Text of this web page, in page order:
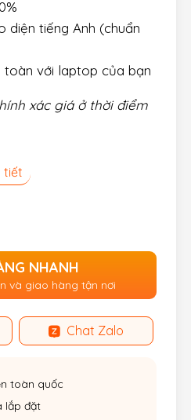
diện tiếng Anh (chuẩn
toàn với laptop của bạn
xác giá ở thời điểm
tiết
NHANH
và giao hàng tận nơi
Chat Zalo
toàn quốc
lắp đặt